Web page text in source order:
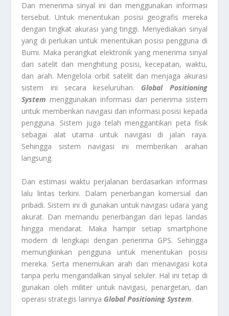
Dan menerima sinyal ini dan menggunakan informasi
tersebut. Untuk menentukan posisi geografis mereka
dengan tingkat akurasi yang tinggi. Menyediakan sinyal
yang di perlukan untuk menentukan posisi pengguna di
Bumi. Maka perangkat elektronik yang menerima sinyal
dari satelit dan menghitung posisi, kecepatan, waktu,
dan arah. Mengelola orbit satelit dan menjaga akurasi
sistem ini secara keseluruhan. Global Positioning
System menggunakan informasi dari penerima sistem
untuk memberikan navigasi dan informasi posisi kepada
pengguna. Sistem juga telah menggantikan peta fisik
sebagai alat utama untuk navigasi di jalan raya.
Sehingga sistem navigasi ini memberikan arahan
langsung.
Dan estimasi waktu perjalanan berdasarkan informasi
lalu lintas terkini. Dalam penerbangan komersial dan
pribadi. Sistem ini di gunakan untuk navigasi udara yang
akurat. Dan memandu penerbangan dari lepas landas
hingga mendarat. Maka hampir setiap smartphone
modern di lengkapi dengan penerima GPS. Sehingga
memungkinkan pengguna untuk menentukan posisi
mereka. Serta menemukan arah dan menavigasi kota
tanpa perlu mengandalkan sinyal seluler. Hal ini tetap di
gunakan oleh militer untuk navigasi, penargetan, dan
operasi strategis lainnya Global Positioning System.